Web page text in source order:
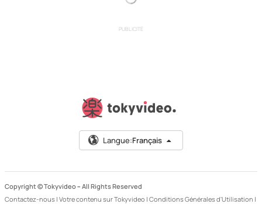
PUBLICITÉ
Langue:Français
Copyright © Tokyvideo – All Rights Reserved
Contactez-nous | Votre contenu sur Tokyvideo | Conditions Générales d'Utilisation |